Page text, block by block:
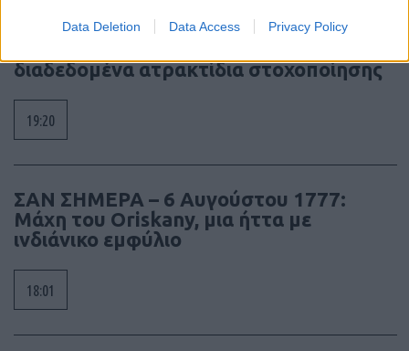
Data Deletion Data Access Privacy Policy
Litening: Η Αμερικανική Αεροπορία
διαδεδομένα ατρακτίδια στοχοποίησης
19:20
ΣΑΝ ΣΗΜΕΡΑ – 6 Αυγούστου 1777:
Μάχη του Oriskany, μια ήττα με
ινδιάνικο εμφύλιο
18:01